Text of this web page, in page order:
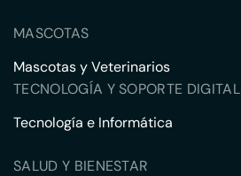
MASCOTAS
Mascotas y Veterinarios
TECNOLOGÍA Y SOPORTE DIGITAL
Tecnología e Informática
SALUD Y BIENESTAR